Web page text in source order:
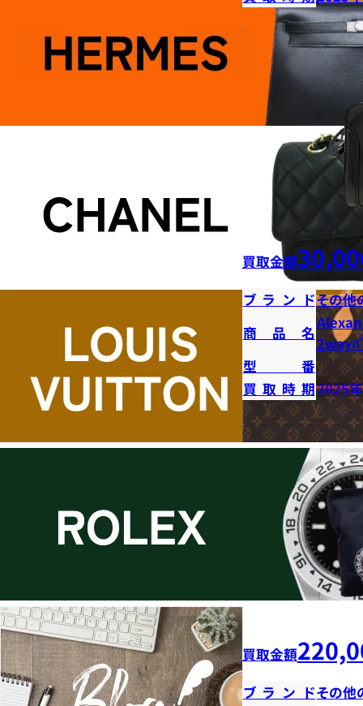
買取金額
ブランドその他
商品名
2wayﾊ
型番
買取時期2025
買取金額
ブランドその他